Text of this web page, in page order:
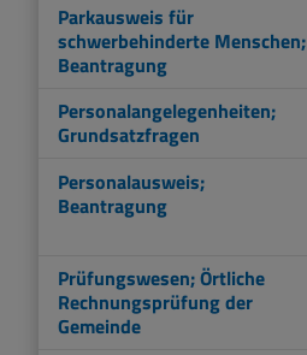
Parkausweis für
schwerbehinderte Menschen;
Beantragung
Personalangelegenheiten;
Grundsatzfragen
Personalausweis;
Beantragung
Prüfungswesen; Örtliche
Rechnungsprüfung der
Gemeinde